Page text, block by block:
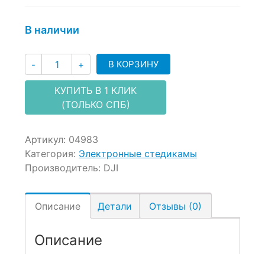
В наличии
- Количество
+ В КОРЗИНУ
КУПИТЬ В 1 КЛИК
(ТОЛЬКО СПБ)
Артикул: 04983
Категория: Электронные стедикамы
Производитель: DJI
Описание Детали Отзывы (0)
Описание